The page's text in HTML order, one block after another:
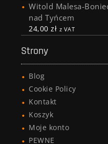
Witold Malesa-
nad Tyńcem
24,00zł z VAT
Strony
Blog
Cookie Policy
Kontakt
Koszyk
Moje konto
PEWNE